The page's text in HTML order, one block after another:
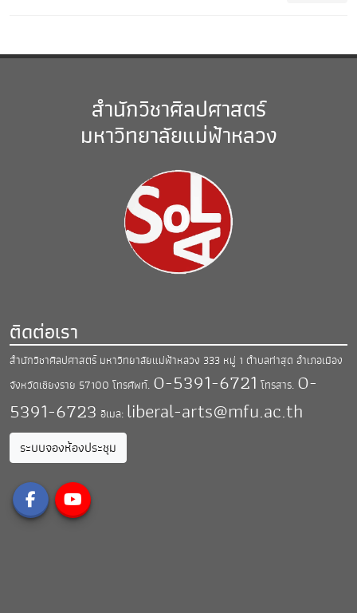
สำนักวิชาศิลปศาสตร์
มหาวิทยาลัยแม่ฟ้าหลวง
ติดต่อเรา
สำนักวิชาศิลปศาสตร์ มหาวิทยาลัยแม่ฟ้าหลวง 333 หมู่ 1 ตำบลท่าสุด อำเภอเมือง
จังหวัดเชียงราย 57100 โทรศัพท์. 0-5391-6721 โทรสาร. 0-
5391-6723 อีเมล: liberal-arts@mfu.ac.th
ระบบจองห้องประชุม